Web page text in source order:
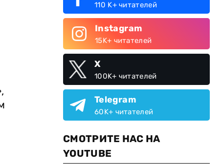
110 K+ читателей
Instagram
15K+ читателей
X
100K+ читателей
Telegram
60K+ читателей
СМОТРИТЕ НАС НА
YOUTUBE